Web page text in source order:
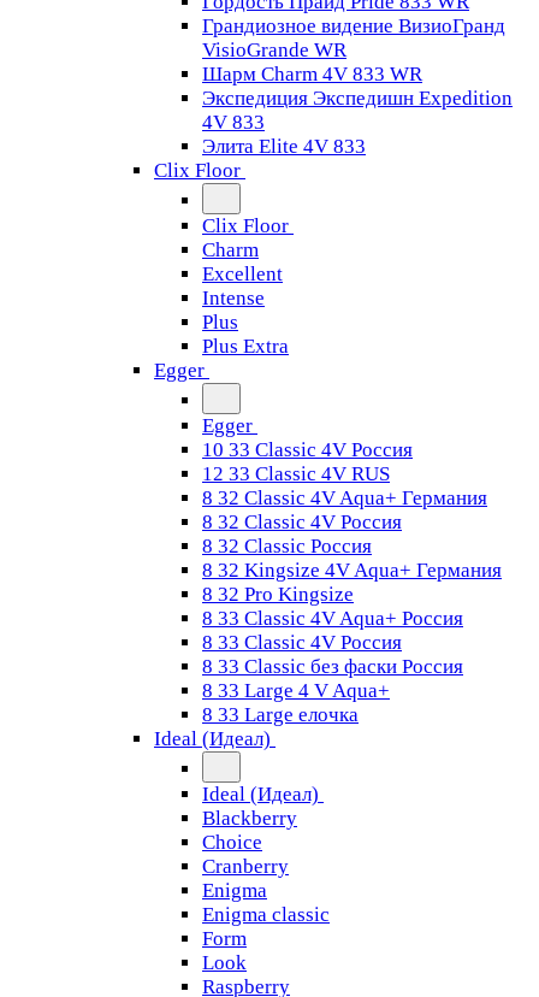
Грандиозное видение ВизиоГранд
VisioGrande WR
Шарм Charm 4V 833 WR
Экспедиция Экспедишн Expedition
4V 833
Элита Elite 4V 833
Clix Floor
Clix Floor
Charm
Excellent
Intense
Plus
Plus Extra
Egger
Egger
10 33 Classic 4V Россия
12 33 Classic 4V RUS
8 32 Classic 4V Aqua+ Германия
8 32 Classic 4V Россия
8 32 Classic Россия
8 32 Kingsize 4V Aqua+ Германия
8 32 Pro Kingsize
8 33 Classic 4V Aqua+ Россия
8 33 Classic 4V Россия
8 33 Classic без фаски Россия
8 33 Large 4 V Aqua+
8 33 Large елочка
Ideal (Идеал)
Ideal (Идеал)
Blackberry
Choice
Cranberry
Enigma
Enigma classic
Form
Look
Raspberry